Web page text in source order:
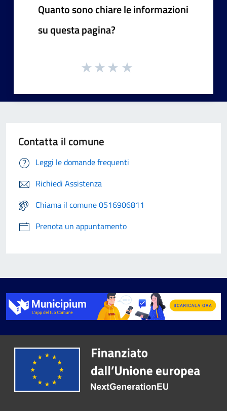
Quanto sono chiare le informazioni
su questa pagina?
Contatta il comune
Leggi le domande frequenti
Richiedi Assistenza
Chiama il comune 0516906811
Prenota un appuntamento